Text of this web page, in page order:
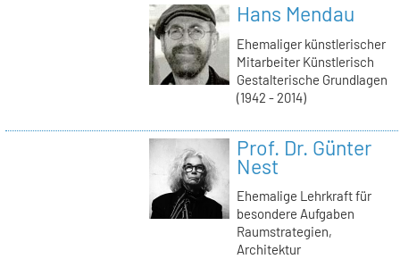
Hans Mendau
Ehemaliger künstlerischer
Mitarbeiter Künstlerisch
Gestalterische Grundlagen
(1942 - 2014)
Prof. Dr. Günter
Nest
Ehemalige Lehrkraft für
besondere Aufgaben
Raumstrategien,
Architektur